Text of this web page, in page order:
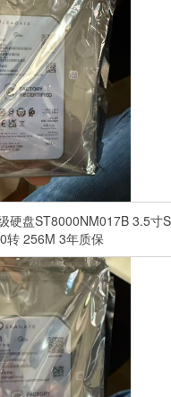
硬盘ST8000NM017B 3.5寸
转 256M 3年质保